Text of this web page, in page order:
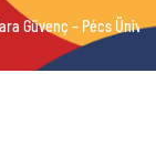
Güvenç – Pécs